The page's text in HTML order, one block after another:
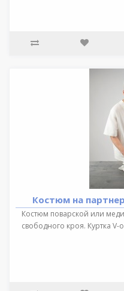
Костюм на
Костюм поварской или
свободного кроя. Куртка